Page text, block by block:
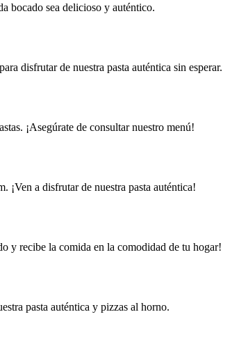
bocado sea delicioso y auténtico.
disfrutar de nuestra pasta auténtica sin esperar.
¡Asegúrate de consultar nuestro menú!
¡Ven a disfrutar de nuestra pasta auténtica!
y recibe la comida en la comodidad de tu hogar!
pasta auténtica y pizzas al horno.